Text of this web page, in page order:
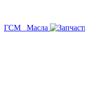
ГСМ _Масла